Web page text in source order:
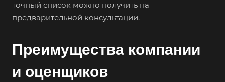
точный список можно получить на
предварительной консультации.
Преимущества компании
и оценщиков
Братск
Бронницы
Бугульма
Бугуруслан